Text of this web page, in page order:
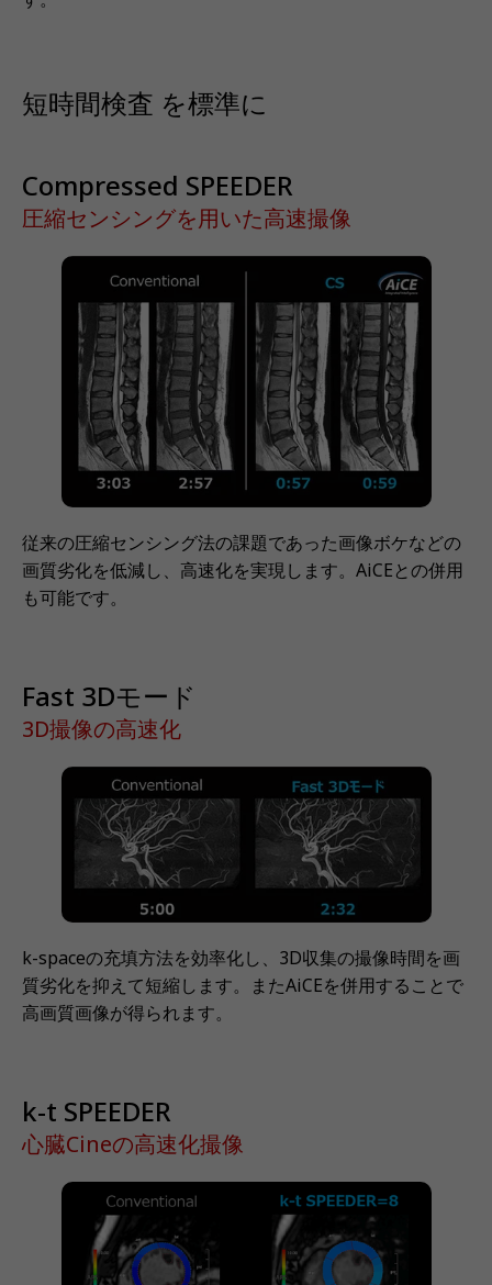
短時間検査 を標準に
圧縮センシングを用いた高速撮像
Compressed SPEEDER
従来の圧縮センシング法の課題であった画像ボケなどの
画質劣化を低減し、高速化を実現します。AiCEとの併用
も可能です。
3D撮像の高速化
Fast 3Dモード
k-spaceの充填方法を効率化し、3D収集の撮像時間を画
質劣化を抑えて短縮します。またAiCEを併用することで
高画質画像が得られます。
心臓Cineの高速化撮像
k-t SPEEDER